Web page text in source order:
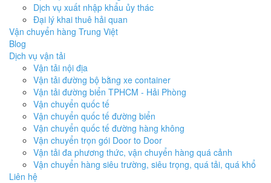
Dịch vụ xuất nhập khẩu ủy thác
Đại lý khai thuê hải quan
Vận chuyển hàng Trung Việt
Blog
Dịch vụ vận tải
Vận tải nội địa
Vận tải đường bộ bằng xe container
Vận tải đường biển TPHCM - Hải Phòng
Vận chuyển quốc tế
Vận chuyển quốc tế đường biển
Vận chuyển quốc tế đường hàng không
Vận chuyển trọn gói Door to Door
Vận tải đa phương thức, vận chuyển hàng quá cảnh
Vận chuyển hàng siêu trường, siêu trọng, quá tải, quá khổ
Liên hệ